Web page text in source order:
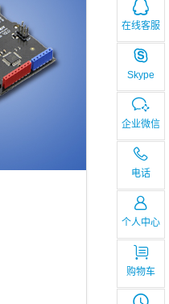
在线客服
Skype
企业微信
电话
个人中心
购物车